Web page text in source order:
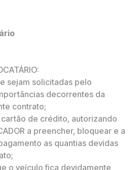
sejam solicitadas pelo
decorrentes da
contrato;
de crédito, autorizando
a preencher, bloquear e a
as quantias devidas
o veículo fica devidamente